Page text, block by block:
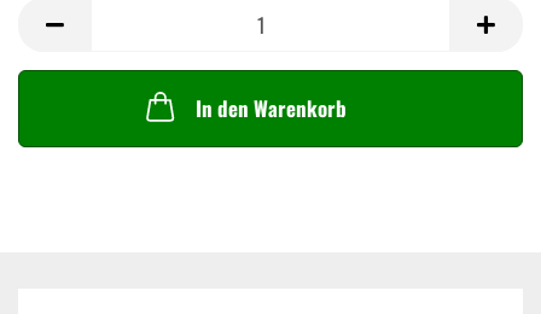
In den Warenkorb